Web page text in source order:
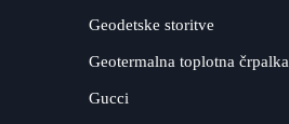
Geodetske storitve
Geotermalna toplotna črpalka
Gucci